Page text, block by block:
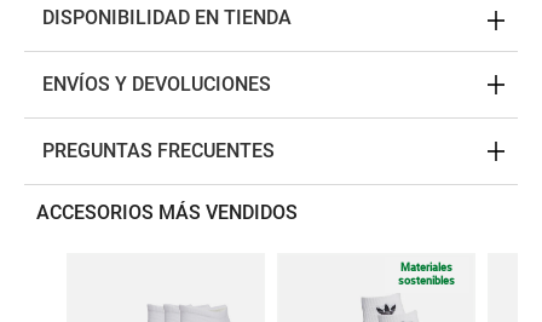
DISPONIBILIDAD EN TIENDA
ENVÍOS Y DEVOLUCIONES
PREGUNTAS FRECUENTES
ACCESORIOS MÁS VENDIDOS
Materiales
sostenibles